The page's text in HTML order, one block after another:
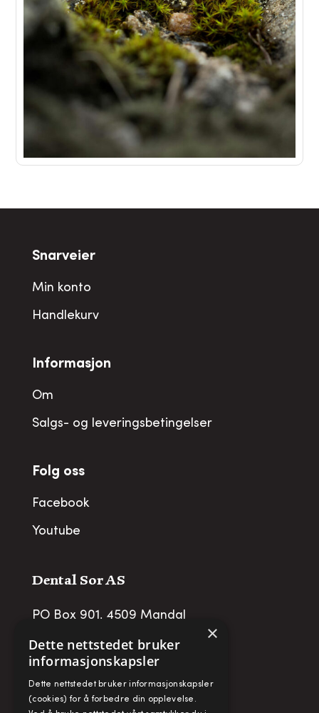
Snarveier
Min konto
Handlekurv
Informasjon
Om
Salgs- og leveringsbetingelser
Folg oss
Facebook
Youtube
Dental Sor AS
PO Box 901, 4509 Mandal
post@dentalsor.no
Org no:948 782 979 VAT
Telefon:
+47 38 27 88 88
×
Dette nettstedet bruker
informasjonskapsler
Dette nettstedet bruker informasjonskapsler
(cookies) for å forbedre din opplevelse.